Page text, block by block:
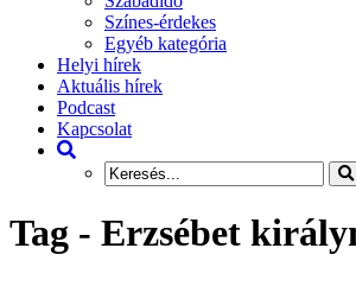
Színes-érdekes
Egyéb kategória
Helyi hírek
Aktuális hírek
Podcast
Kapcsolat
Tag - Erzsébet